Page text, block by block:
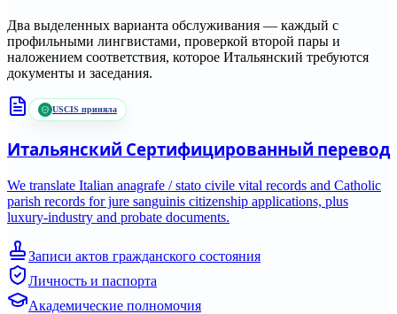
Два выделенных варианта обслуживания — каждый с
профильными лингвистами, проверкой второй пары и
наложением соответствия, которое Итальянский требуются
документы и заседания.
USCIS приняла
Итальянский Сертифицированный перевод
We translate Italian anagrafe / stato civile vital records and Catholic
parish records for jure sanguinis citizenship applications, plus
luxury-industry and probate documents.
Записи актов гражданского состояния
Личность и паспорта
Академические полномочия